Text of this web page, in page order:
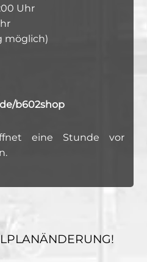
Uhr
möglich)
b602shop
eine Stunde vor